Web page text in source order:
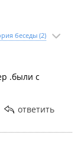
беседы (2)
.были с
ответить